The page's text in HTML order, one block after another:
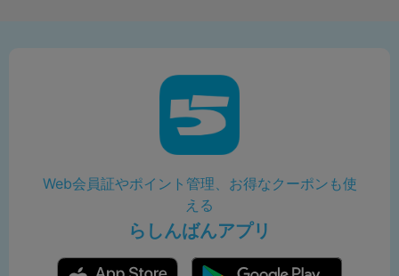
Web会員証やポイント管理、お得なクーポンも使
える
らしんばんアプリ